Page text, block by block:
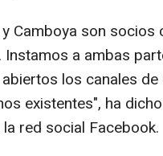
y Camboya son
Instamos a ambas
los canales
existentes", ha
red social Facebook.